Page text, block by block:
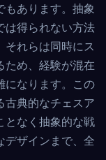
もあります。抽象
は得られない方法
それらは同時にス
ため、経験が混在
になります。この
古典的なチェスア
となく抽象的な戦
デザインまで、全